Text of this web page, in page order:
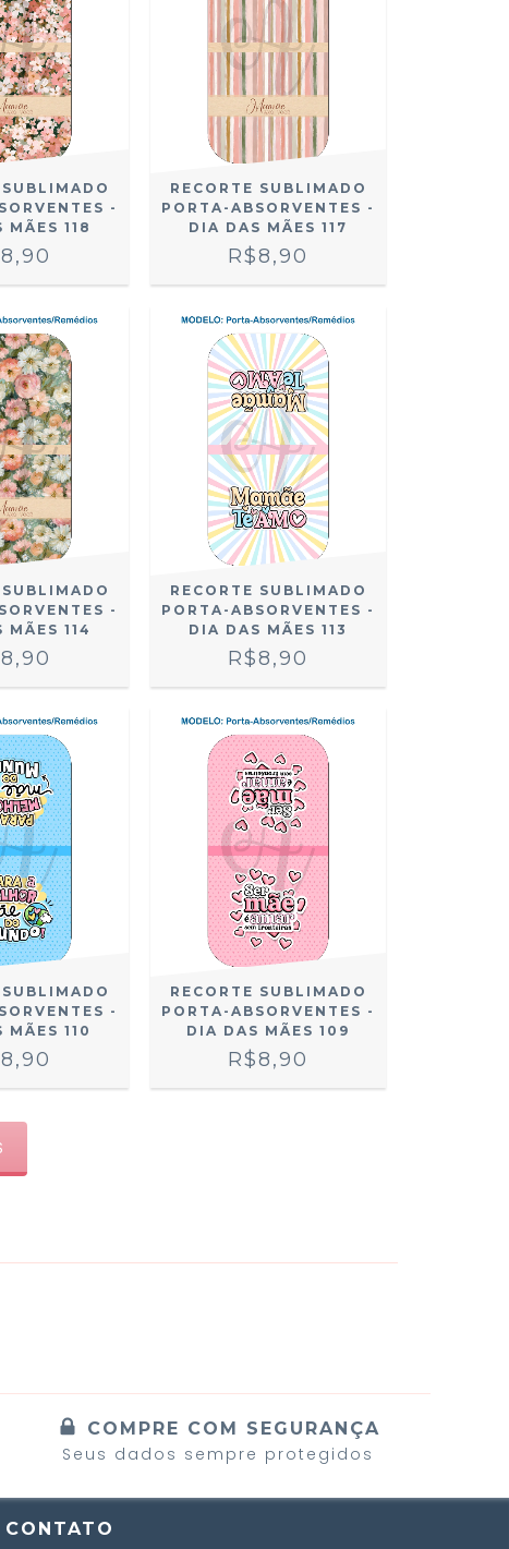
-
MÃES 118
RECORTE SUBLIMADO
PORTA-ABSORVENTES -
DIA DAS MÃES 117
R$8,90
-
MÃES 114
RECORTE SUBLIMADO
PORTA-ABSORVENTES -
DIA DAS MÃES 113
R$8,90
-
MÃES 110
RECORTE SUBLIMADO
PORTA-ABSORVENTES -
DIA DAS MÃES 109
R$8,90
COMPRE COM SEGURANÇA
Seus dados sempre protegidos
CONTATO